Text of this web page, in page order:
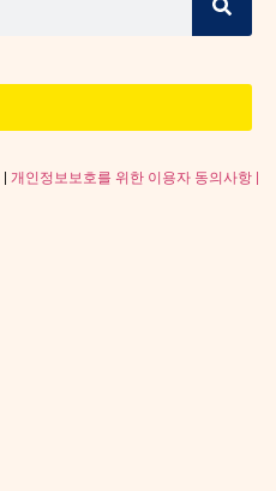
개인정보보호를 위한 이용자 동의사항 |